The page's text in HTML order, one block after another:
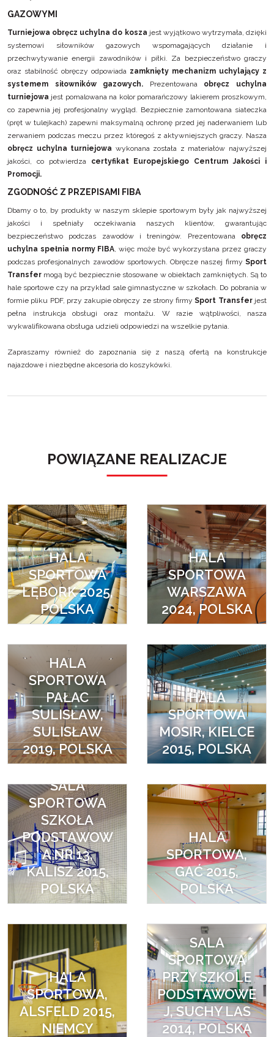
GAZOWYMI
Turniejowa obręcz uchylna do kosza jest wyjątkowo wytrzymała, dzięki
systemowi siłowników gazowych wspomagających działanie i
przechwytywanie energii zawodników i piłki. Za bezpieczeństwo graczy
oraz stabilność obręczy odpowiada zamknięty mechanizm uchylający z
systemem siłowników gazowych. Prezentowana obręcz uchylna
turniejowa jest pomalowana na kolor pomarańczowy lakierem proszkowym,
co zapewnia jej profesjonalny wygląd. Bezpiecznie zamontowana siateczka
(pręt w tulejkach) zapewni maksymalną ochronę przed jej naderwaniem lub
zerwaniem podczas meczu przez któregoś z aktywniejszych graczy. Nasza
obręcz uchylna turniejowa wykonana została z materiałów najwyższej
jakości, co potwierdza
certyfikat Europejskiego Centrum Jakości i
Promocji.
ZGODNOŚĆ Z PRZEPISAMI FIBA
Dbamy o to, by produkty w naszym sklepie sportowym były jak najwyższej
jakości i spełniały oczekiwania naszych klientów, gwarantując
bezpieczeństwo podczas zawodów i treningów. Prezentowana obręcz
uchylna spełnia normy FIBA, więc może być wykorzystana przez graczy
podczas profesjonalnych zawodów sportowych. Obręcze naszej firmy Sport
Transfer mogą być bezpiecznie stosowane w obiektach zamkniętych. Są to
hale sportowe czy na przykład sale gimnastyczne w szkołach. Do pobrania w
formie pliku PDF, przy zakupie obręczy ze strony firmySport Transferjest
pełna instrukcja obsługi oraz montażu. W razie wątpliwości, nasza
wykwalifikowana obsługa udzieli odpowiedzi na wszelkie pytania.
Zapraszamy również do zapoznania się z naszą ofertą na konstrukcje
najazdowe i niezbędne akcesoria do koszykówki.
POWIĄZANE REALIZACJE
HALA
SPORTOWA
LĘBORK 2025,
POLSKA
HALA
SPORTOWA
WARSZAWA
2024, POLSKA
HALA
SPORTOWA
PAŁAC
SULISŁAW,
SULISŁAW
2019, POLSKA
HALA
SPORTOWA
MOSIR, KIELCE
2015, POLSKA
SALA
SPORTOWA
SZKOŁA
PODSTAWOW
A NR 13,
KALISZ 2015,
POLSKA
HALA
SPORTOWA,
GAĆ 2015,
POLSKA
HALA
SPORTOWA,
ALSFELD 2015,
NIEMCY
SALA
SPORTOWA
PRZY SZKOLE
PODSTAWOWE
J, SUCHY LAS
2014, POLSKA